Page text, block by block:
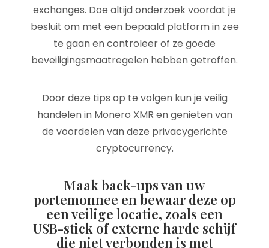
exchanges. Doe altijd onderzoek voordat je
besluit om met een bepaald platform in zee
te gaan en controleer of ze goede
beveiligingsmaatregelen hebben getroffen.
Door deze tips op te volgen kun je veilig
handelen in Monero XMR en genieten van
de voordelen van deze privacygerichte
cryptocurrency.
Maak back-ups van uw
portemonnee en bewaar deze op
een veilige locatie, zoals een
USB-stick of externe harde schijf
die niet verbonden is met